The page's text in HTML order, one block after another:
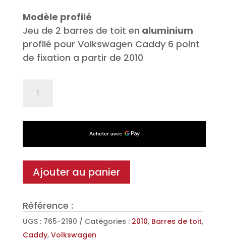
Modèle profilé
Jeu de 2 barres de toit en aluminium
profilé pour Volkswagen Caddy 6 point
de fixation a partir de 2010
toit
Alu
Aero-
pro
Ajouter au panier
Référence :
UGS : 765-2190 Catégories : 2010, Barres de toit,
Caddy, Volkswagen